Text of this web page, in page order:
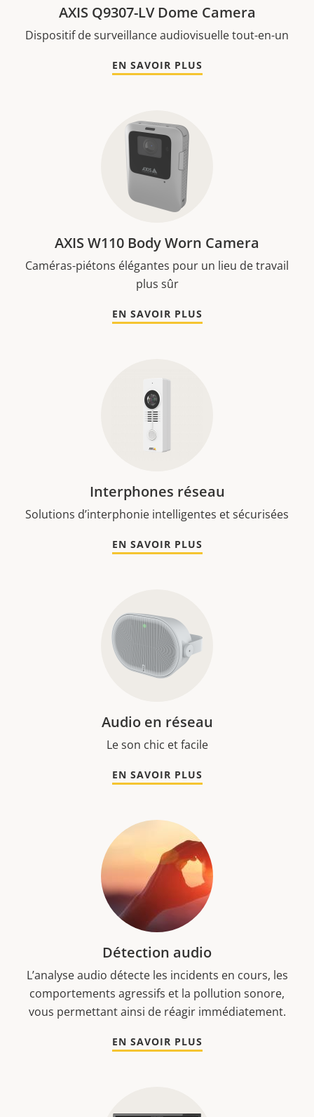
AXIS Q9307-LV Dome Camera
Dispositif de surveillance audiovisuelle tout-en-un
EN SAVOIR PLUS
AXIS W110 Body Worn Camera
Caméras-piétons élégantes pour un lieu de travail
plus sûr
EN SAVOIR PLUS
Interphones réseau
Solutions d’interphonie intelligentes et sécurisées
EN SAVOIR PLUS
Audio en réseau
Le son chic et facile
EN SAVOIR PLUS
Détection audio
L’analyse audio détecte les incidents en cours, les
comportements agressifs et la pollution sonore,
vous permettant ainsi de réagir immédiatement.
EN SAVOIR PLUS